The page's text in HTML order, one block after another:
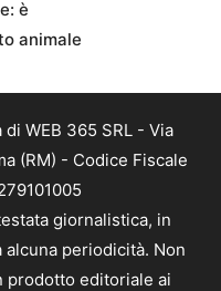
è
animale
WEB 365 SRL - Via
(RM) - Codice Fiscale
giornalistica, in
periodicità. Non
prodotto editoriale ai